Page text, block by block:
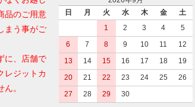
品のご用意
まう事がご
に、店舗で
レジットカ
。
日
月 火 水 木 金
土
1
2 3 4
5
6
7 8 9 10 11
12
13
14 15 16 17 18
19
20
21 22 23 24 25
26
27
28 29 30